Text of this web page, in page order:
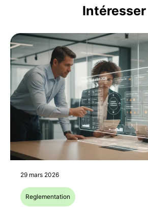
Intéresser
29 mars 2026
Reglementation